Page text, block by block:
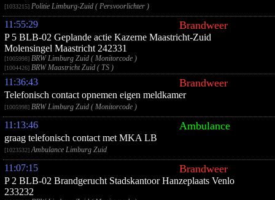
[1033215] Politie Limburg-Zuid ( Persvoorlichter )
11:55:29 Brandweer
P 5 BLB-02 Geplande actie Kazerne Maastricht-Zuid
Molensingel Maastricht 242331
[1005998] BRW Limburg Zuid ( Monitorcode )
[1004426] BRW Maastricht Zuid ( TS )
11:36:43 Brandweer
Telefonisch contact opnemen eigen meldkamer
[1005998] BRW Limburg Zuid ( Monitorcode )
11:13:46 Ambulance
graag telefonisch contact met MKA LB
[1023532]Ambulance Limburg Zuid
11:07:15 Brandweer
P 2 BLB-02 Brandgerucht Stadskantoor Hanzeplaats Venlo
233232